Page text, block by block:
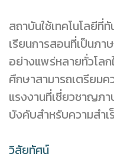
สถาบันใช้เทคโนโลยีที่
เรียนการสอนที่เป็นภา
อย่างแพร่หลายทั่วโลก
ศึกษาสามารถเตรียม
แรงงานที่เชี่ยวชาญภ
บังคับสำหรับความสำ
วิสัยทัศน์